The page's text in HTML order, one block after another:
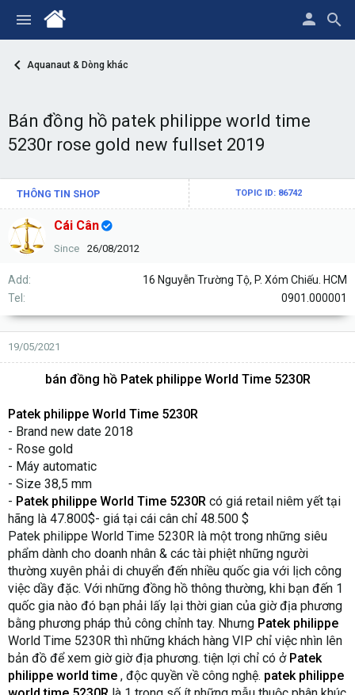
Aquanaut & Dòng khác
Bán đồng hồ patek philippe world time
5230r rose gold new fullset 2019
THÔNG TIN SHOP TOPIC ID: 86742
Cái Cân
Since 26/08/2012
Add
16 Nguyễn Trường Tộ, P. Xóm Chiếu. HCM
Tel
0901.000001
19/05/2021
bán đồng hồ Patek philippe World Time 5230R
Patek philippe World Time 5230R
- Brand new date 2018
- Rose gold
- Máy automatic
- Size 38,5 mm
- Patek philippe World Time 5230R có giá retail niêm yết tại
hãng là 47.800$- giá tại cái cân chỉ 48.500 $
Patek philippe World Time 5230R là một trong những siêu
phẩm dành cho doanh nhân & các tài phiệt những người
thường xuyên phải di chuyển đến nhiều quốc gia với lịch công
việc dầy đặc. Với những đồng hồ thông thường, khi bạn đến 1
quốc gia nào đó bạn phải lấy lại thời gian của giờ địa phương
bằng phương pháp thủ công chỉnh tay. Nhưng Patek philippe
World Time 5230R thì những khách hàng VIP chỉ việc nhìn lên
bản đồ để xem giờ giờ địa phương. tiện lợi chỉ có ở Patek
philippe world time , độc quyền về công nghệ. patek philippe